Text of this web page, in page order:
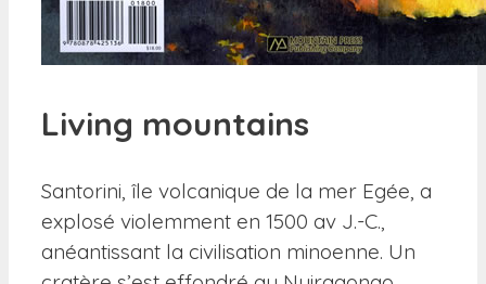
Living mountains
Santorini, île volcanique de la mer Egée, a
explosé violemment en 1500 av J.-C.,
anéantissant la civilisation minoenne. Un